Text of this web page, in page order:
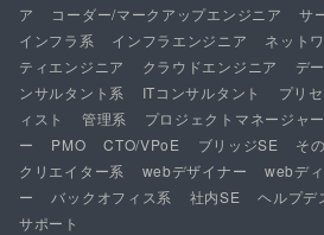
ア
コーダー/マークアップエンジニア
サ
インフラ系
インフラエンジニア ネット
ティエンジニア
クラウドエンジニア デ
ンサルタント系
ITコンサルタント プリ
ィスト
管理系 プロジェクトマネージャー
ー
PMO CTO/VPoE ブリッジSE そ
クリエイター系
webデザイナー webデ
ー
バックオフィス系 社内SE ヘルプデ
サポート